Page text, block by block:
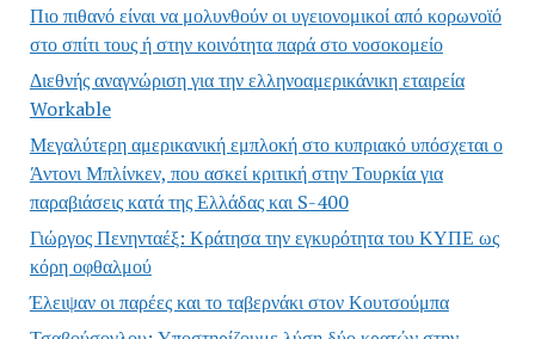
Πιο πιθανό είναι να μολυνθούν οι υγειονομικοί από κορωνοϊό
στο σπίτι τους ή στην κοινότητα παρά στο νοσοκομείο
Διεθνής αναγνώριση για την ελληνοαμερικάνικη εταιρεία
Workable
Μεγαλύτερη αμερικανική εμπλοκή στο κυπριακό υπόσχεται ο
Άντονι Μπλίνκεν, που ασκεί κριτική στην Τουρκία για
παραβιάσεις κατά της Ελλάδας και S-400
Γιώργος Πενηνταέξ: Κράτησα την εγκυρότητα του ΚΥΠΕ ως
κόρη οφθαλμού
Έλειψαν οι παρέες και το ταβερνάκι στον Κουτσούμπα